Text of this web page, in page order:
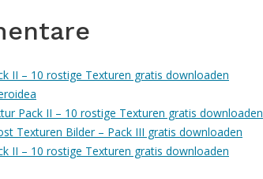
II – 10 rostige Texturen gratis downloaden
Pack II – 10 rostige Texturen gratis downloaden
Texturen Bilder – Pack III gratis downloaden
II – 10 rostige Texturen gratis downloaden